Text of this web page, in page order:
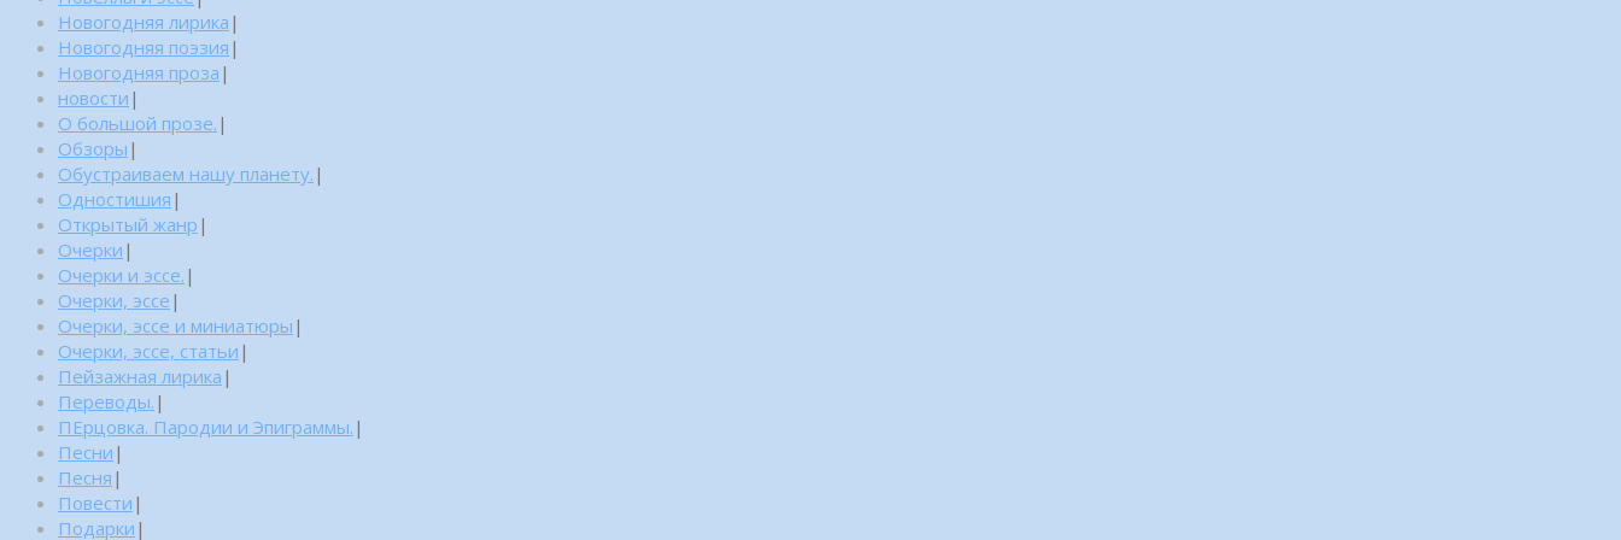
Новогодняя лирика |
Новогодняя поэзия |
Новогодняя проза |
новости |
О большой прозе. |
Обзоры |
Обустраиваем нашу планету. |
Одностишия |
Открытый жанр |
Очерки |
Очерки и эссе. |
Очерки, эссе |
Очерки, эссе и миниатюры |
Очерки, эссе, статьи |
Пейзажная лирика |
Переводы. |
ПЕрцовка. Пародии и Эпиграммы. |
Песни |
Песня |
Повести |
Подарки |